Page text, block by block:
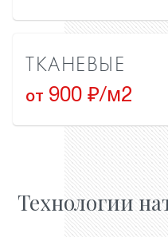
ТКАНЕВЫЕ
от 900 ₽/м2
Технологии